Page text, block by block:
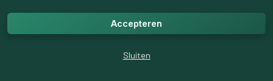
Accepteren
Sluiten